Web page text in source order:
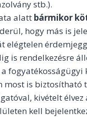
stb.).
alatt bármikor
hogy más is
elégtelen
is rendelkezésre
most is biztosítható
kivételt élvez
kell